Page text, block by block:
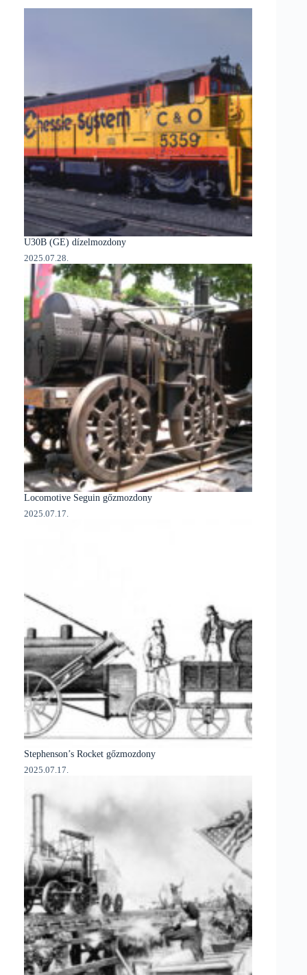
U30B (GE) dízelmozdony
2025.07.28.
Locomotive Seguin gőzmozdony
2025.07.17.
Stephenson’s Rocket gőzmozdony
2025.07.17.